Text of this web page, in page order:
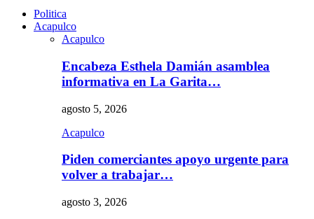
Politica
Acapulco
Acapulco
Encabeza Esthela Damián asamblea
informativa en La Garita…
agosto 5, 2026
Acapulco
Piden comerciantes apoyo urgente para
volver a trabajar…
agosto 3, 2026